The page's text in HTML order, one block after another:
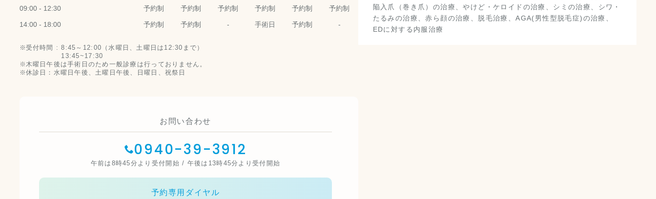
09:00 - 12:30 予約制 予約制 予約制 予約制 予約制 予約制
14:00 - 18:00 予約制 予約制 - 手術日 予約制 -
受付時間 :8:45～12:00（水曜日、土曜日は12:30まで）
13:45~17:30
木曜日午後は手術日のため一般診療は行っておりません。
休診日：水曜日午後、土曜日午後、日曜日、祝祭日
お問い合わせ
0940-39-3912
午前は8時45分より受付開始 / 午後は13時45分より受付開始
予約専用ダイヤル
陥入爪（巻き爪）の治療、やけど・ケロイドの治療、シミの治療、シワ・
たるみの治療、赤ら顔の治療、脱毛治療、AGA(男性型脱毛症)の治療、
EDに対する内服治療